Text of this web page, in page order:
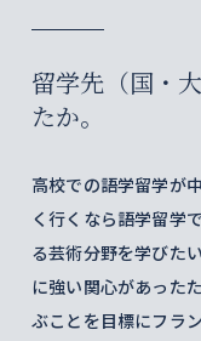
留学先（国・
たか。
高校での語学留学が
く行くなら語学留学
る芸術分野を学びた
に強い関心があった
ぶことを目標にフラ